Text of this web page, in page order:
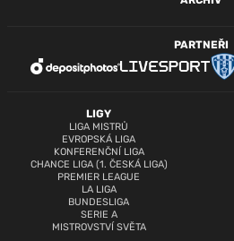
LIGY
LIGA MISTRŮ
EVROPSKÁ LIGA
KONFERENČNÍ LIGA
CHANCE LIGA (1. ČESKÁ LIGA)
PREMIER LEAGUE
LA LIGA
BUNDESLIGA
SERIE A
MISTROVSTVÍ SVĚTA
PARTNEŘI